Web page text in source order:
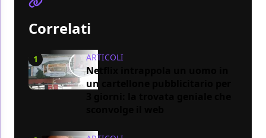
Correlati
1 ARTICOLI
Netflix intrappola un uomo in
un cartellone pubblicitario per